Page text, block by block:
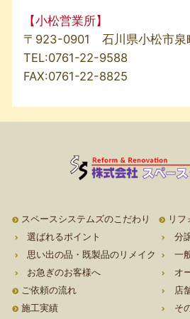
【小松営業所】
〒923-0901 石川県小松市泉
TEL:0761-22-9588
FAX:0761-22-8825
スペースシステムズのこだわり
選ばれるポイント
思い出の品・既製品のリメイク
お急ぎのお客様へ
ご依頼の流れ
施工実績
リ
分
一
オ
店
そ